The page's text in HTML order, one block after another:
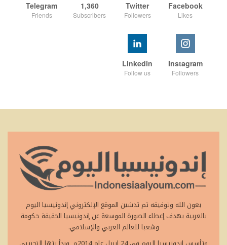
Facebook
Likes
Twitter
Followers
1,360
Subscribers
Telegram
Friends
Instagram
Followers
Linkedin
Follow us
بعون الله وتوفيقه تم تدشين الموقع الإلكتروني إندونيسيا اليوم
بالعربية بهدف إعطاء الصورة الموسعة عن إندونيسيا الحقيقة حكومة
وشعبا للعالم العربي والإسلامي.